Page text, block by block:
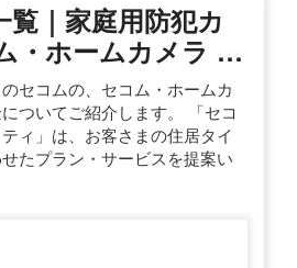
覧｜家庭用防犯カ
・ホームカメラ …
セコムの、セコム・ホームカ
ついてご紹介します。 「セコ
ィ」は、お客さまの住居タイ
たプラン・サービスを提案い